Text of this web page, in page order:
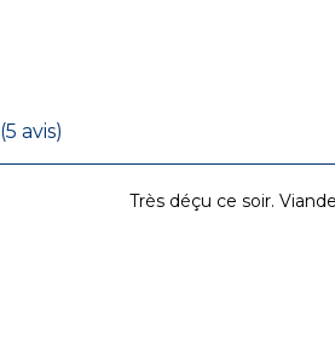
(5 avis)
Très déçu ce soir.